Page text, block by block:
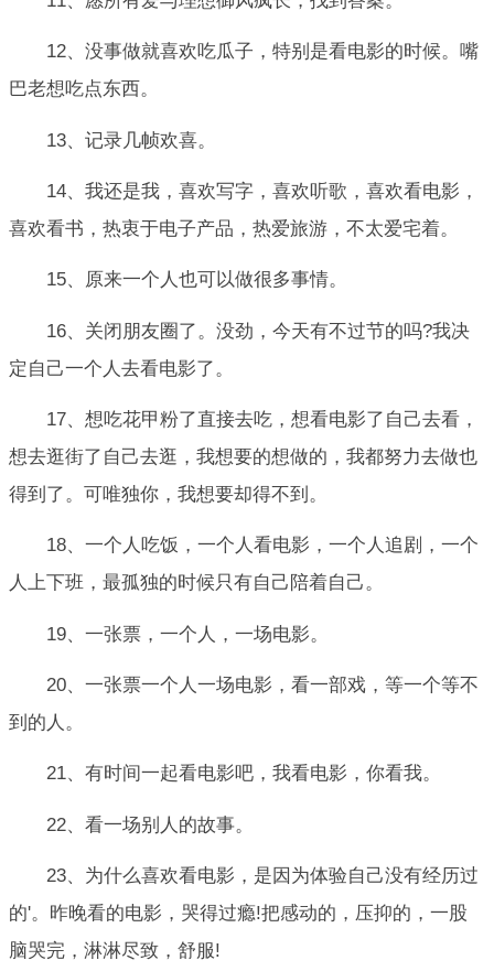
12、没事做就喜欢吃瓜子，特别是看电影的时候。嘴
巴老想吃点东西。
13、记录几帧欢喜。
14、我还是我，喜欢写字，喜欢听歌，喜欢看电影，
喜欢看书，热衷于电子产品，热爱旅游，不太爱宅着。
15、原来一个人也可以做很多事情。
16、关闭朋友圈了。没劲，今天有不过节的吗?我决
定自己一个人去看电影了。
17、想吃花甲粉了直接去吃，想看电影了自己去看，
想去逛街了自己去逛，我想要的想做的，我都努力去做也
得到了。可唯独你，我想要却得不到。
18、一个人吃饭，一个人看电影，一个人追剧，一个
人上下班，最孤独的时候只有自己陪着自己。
19、一张票，一个人，一场电影。
20、一张票一个人一场电影，看一部戏，等一个等不
到的人。
21、有时间一起看电影吧，我看电影，你看我。
22、看一场别人的故事。
23、为什么喜欢看电影，是因为体验自己没有经历过
的'。昨晚看的电影，哭得过瘾!把感动的，压抑的，一股
脑哭完，淋淋尽致，舒服!